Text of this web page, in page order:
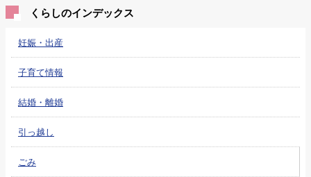
くらしのインデックス
妊娠・出産
子育て情報
結婚・離婚
引っ越し
ごみ